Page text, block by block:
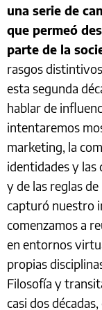
una serie de
que permeó
parte de la
rasgos
esta segunda
hablar de
intentaremos
marketing, la
identidades y las
y de las reglas
capturó nuestro
comenzamos a
en entornos
propias
Filosofía y
casi dos